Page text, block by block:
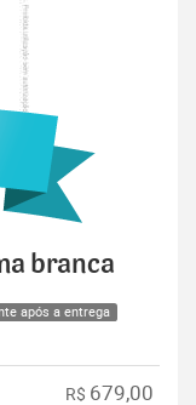
branca
após a entrega
R$ 679,00